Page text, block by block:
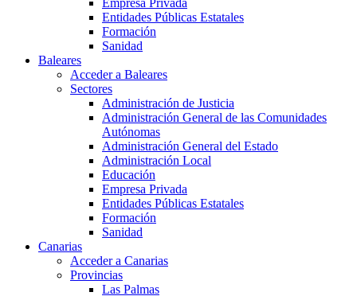
Empresa Privada
Entidades Públicas Estatales
Formación
Sanidad
Baleares
Acceder a Baleares
Sectores
Administración de Justicia
Administración General de las Comunidades
Autónomas
Administración General del Estado
Administración Local
Educación
Empresa Privada
Entidades Públicas Estatales
Formación
Sanidad
Canarias
Acceder a Canarias
Provincias
Las Palmas